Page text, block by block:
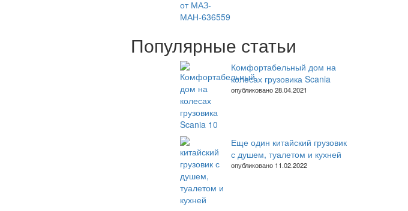
Популярные статьи
Комфортабельный дом на
колесах грузовика Scania
опубликовано 28.04.2021
Еще один китайский грузовик
с душем, туалетом и кухней
опубликовано 11.02.2022